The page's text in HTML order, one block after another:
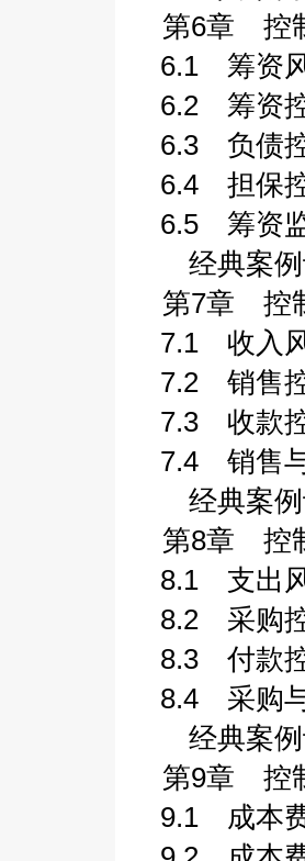
第6章 控
6.1 筹资风
6.2 筹资控
6.3 负债控
6.4 担保控
6.5 筹资监
经典案例
第7章 控
7.1 收入风
7.2 销售控
7.3 收款控
7.4 销售与
经典案例
第8章 控
8.1 支出风
8.2 采购控
8.3 付款控
8.4 采购与
经典案例
第9章 控
9.1 成本费